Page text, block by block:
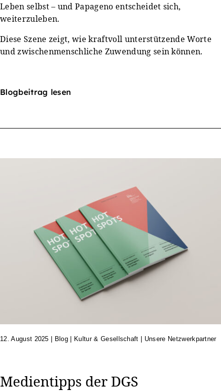
Leben selbst – und Papageno entscheidet sich,
weiterzuleben.
Diese Szene zeigt, wie kraftvoll unterstützende Worte
und zwischenmenschliche Zuwendung sein können.
Blogbeitrag lesen
12. August 2025 Blog | Kultur & Gesellschaft | Unsere Netzwerkpartner
Medientipps der DGS